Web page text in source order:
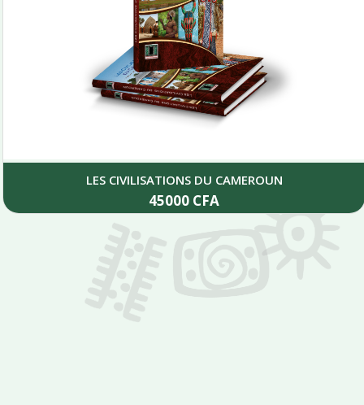
LES CIVILISATIONS DU CAMEROUN
45000 CFA